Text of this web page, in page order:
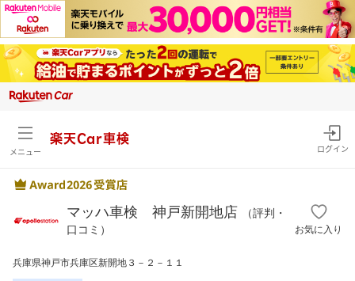
メニュー
楽天Car車検
ログイン
マッハ車検 神戸新開地店
（評判・
口コミ）
お気に入り
兵庫県神戸市兵庫区新開地３－２－１１